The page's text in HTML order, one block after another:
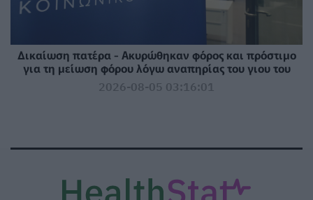
Δικαίωση πατέρα - Ακυρώθηκαν φόρος και πρόστιμο
για τη μείωση φόρου λόγω αναπηρίας του γιου του
2026-08-05 03:16:01